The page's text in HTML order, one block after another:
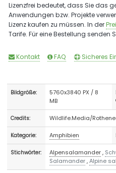
Lizenzfrei bedeutet, dass Sie das
Anwendungen bzw. Projekte
Lizenz kaufen zu müssen. In der
Tarife. Für eine Bestellung senden
Kontakt FAQ Sicheres
Bildgröße:
5760x3840 PX / 8
MB
Credits: Wildlife.Media/
Kategorie: Amphibien
Stichwörter: Alpensalamander,
Salamander,Alpine